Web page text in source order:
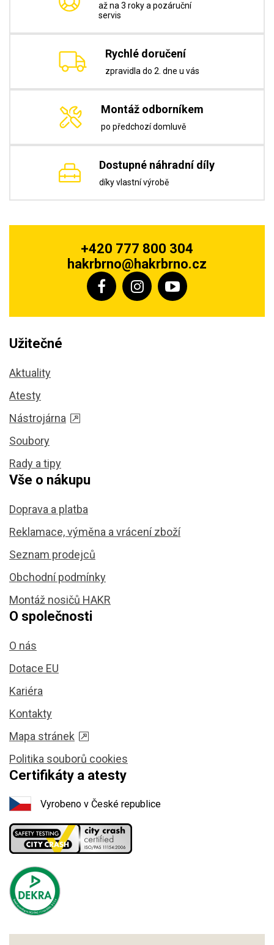
až na 3 roky a pozáruční
servis
Rychlé doručení
zpravidla do 2. dne u vás
Montáž odborníkem
po předchozí domluvě
Dostupné náhradní díly
díky vlastní výrobě
+420 777 800 304
hakrbrno@hakrbrno.cz
Užitečné
Aktuality
Atesty
Nástrojárna
Soubory
Rady a tipy
Vše o nákupu
Doprava a platba
Reklamace, výměna a vrácení zboží
Seznam prodejců
Obchodní podmínky
Montáž nosičů HAKR
O společnosti
O nás
Dotace EU
Kariéra
Kontakty
Mapa stránek
Politika souborů cookies
Certifikáty a atesty
Vyrobeno v České republice